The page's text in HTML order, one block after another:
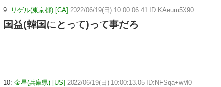
9: リゲル(東京都) [CA] 2022/06/19(日) 10:00:06.41 ID:KAeum5X90
国益(韓国にとって)って事だろ
10: 金星(兵庫県) [US] 2022/06/19(日) 10:00:13.05 ID:NFSqa+wM0